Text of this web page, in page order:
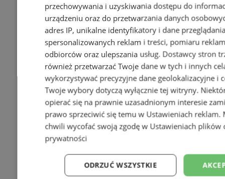
przechowywania i uzyskiwania dostępu do
urządzeniu oraz do przetwarzania danych
adres IP, unikalne identyfikatory i dane
spersonalizowanych reklam i treści, pomiaru
odbiorców oraz ulepszania usług. Dostawcy stron
również przetwarzać Twoje dane w tych i innych
wykorzystywać precyzyjne dane geolokalizacyjne i
Twoje wybory dotyczą wyłącznie tej witryny.
opierać się na prawnie uzasadnionym interesie
prawo sprzeciwić się temu w Ustawieniach reklam.
chwili wycofać swoją zgodę w Ustawieniach plików
prywatności
ODRZUĆ WSZYSTKIE